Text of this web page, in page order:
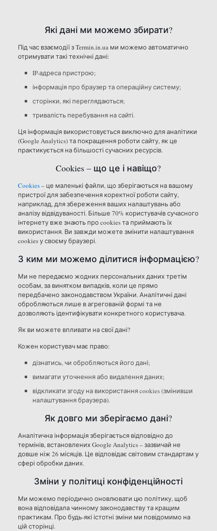
Які дані ми можемо збирати?
Під час взаємодії з Termin.in.ua ми можемо автоматично
отримувати такі технічні дані:
IP-адреса пристрою;
інформація про браузер та операційну систему;
сторінки, які переглядаються;
тривалість перебування на сайті.
Ця інформація використовується виключно для аналітики
(Google Analytics) та покращення роботи сайту, як це
практикується на більшості сучасних ресурсів.
Cookies – що це і навіщо?
Cookies– це маленькі файли, що зберігаються на вашому
пристрої для забезпечення коректної роботи сайту,
наприклад, для збереження ваших налаштувань або
аналізу відвідуваності. Більше 70% користувачів сучасного
інтернету вже знають про cookies та приймають їх
використання. Ви завжди можете змінити налаштування
cookies у своєму браузері.
З ким ми можемо ділитися інформацією?
Ми не передаємо жодних персональних даних третім
особам, за винятком випадків, коли це прямо
передбачено законодавством України. Аналітичні дані
обробляються лише в агрегованій формі та не
дозволяють ідентифікувати конкретного користувача.
Як ви можете впливати на свої дані?
Кожен користувач має право:
дізнатись, чи обробляються його дані;
вимагати уточнення або видалення даних;
відкликати згоду на використання cookies (змінивши
налаштування браузера).
Як довго ми зберігаємо дані?
Аналітична інформація зберігається відповідно до
термінів, встановлених Google Analytics – зазвичай не
довше ніж 26 місяців. Це відповідає світовим стандартам у
сфері обробки даних.
Зміни у політиці конфіденційності
Ми можемо періодично оновлювати цю політику, щоб
вона відповідала чинному законодавству та кращим
практикам. Про будь-які істотні зміни ми повідомимо на
цій сторінці.